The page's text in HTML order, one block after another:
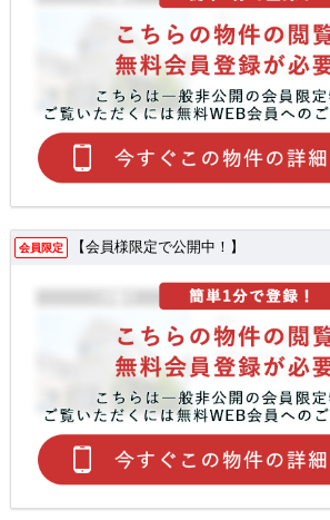
会員限定 【会員様限定で公開中！】